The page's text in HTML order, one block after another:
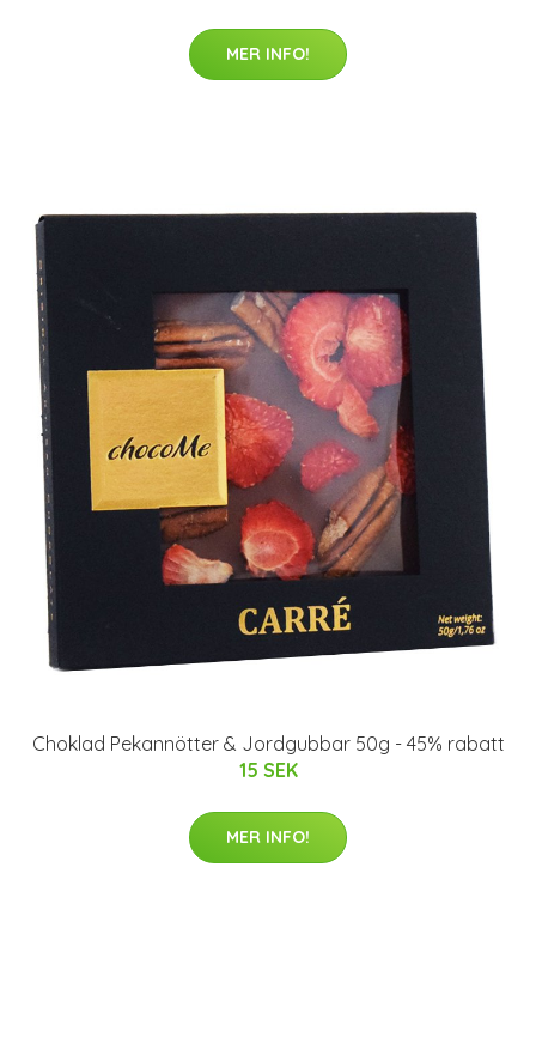
MER INFO!
Choklad Pekannötter & Jordgubbar 50g - 45% rabatt
15 SEK
MER INFO!